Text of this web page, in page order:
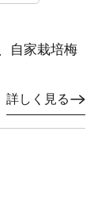
自家栽培梅
詳しく見る